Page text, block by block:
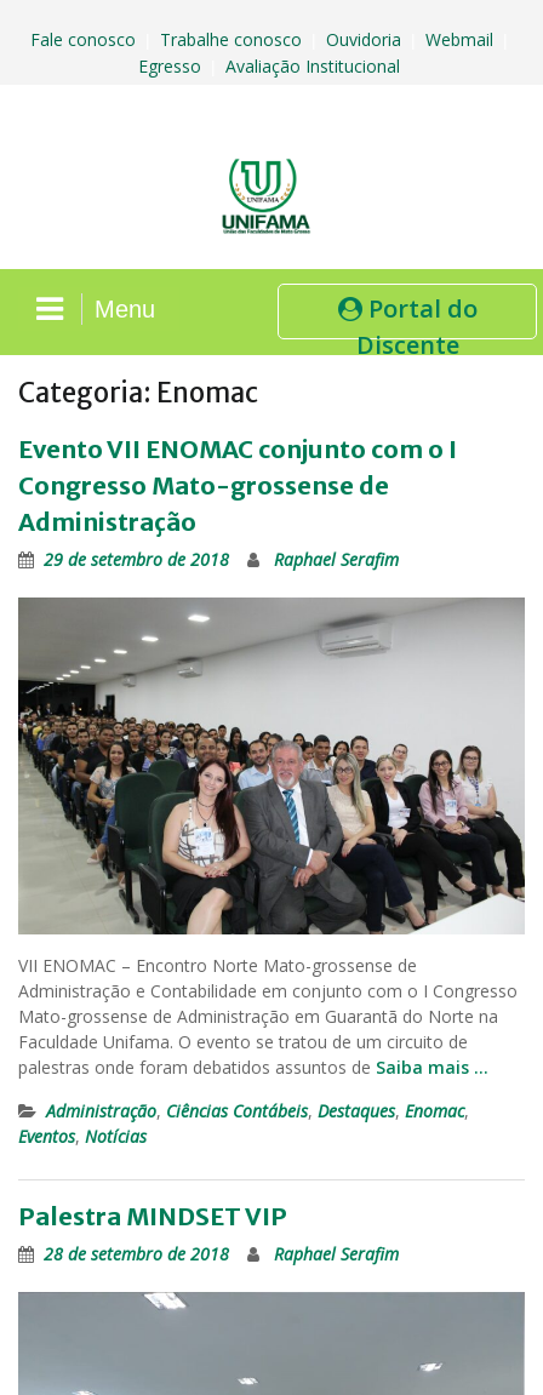
Fale conosco Trabalhe conosco Ouvidoria Webmail
Egresso Avaliação Institucional
Portal do
Discente
Menu
Categoria: Enomac
Evento VII ENOMAC conjunto com o I
Congresso Mato-grossense de
Administração
29 de setembro de 2018 Raphael Serafim
VII ENOMAC – Encontro Norte Mato-grossense de
Administração e Contabilidade em conjunto com o I Congresso
Mato-grossense de Administração em Guarantã do Norte na
Faculdade Unifama. O evento se tratou de um circuito de
palestras onde foram debatidos assuntos de Saiba mais …
Administração, Ciências Contábeis, Destaques, Enomac,
Eventos, Notícias
Palestra MINDSET VIP
28 de setembro de 2018 Raphael Serafim